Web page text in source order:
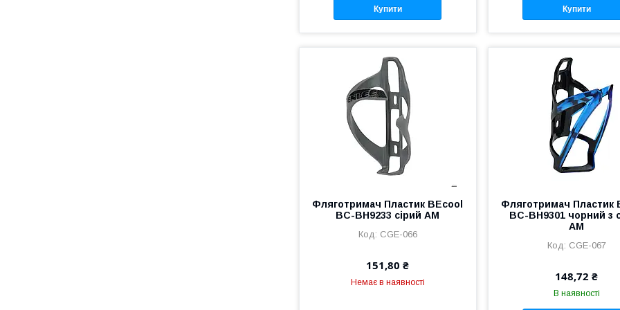
Купити Купити
Фляготримач Пластик BEcool
BC-BH9233 сірий AM
CGE-066
151,80 ₴
Немає в наявності
Фляготримач Пластик
BC-BH9301 чорний з
AM
CGE-067
148,72 ₴
В наявності